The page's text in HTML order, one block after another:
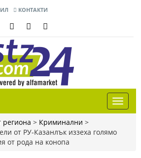
КОНТАКТИ
региона > Криминални >
от РУ-Казанлък иззеха голямо
от рода на конопа